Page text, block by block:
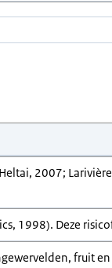
2007;
1998). Deze
fruit